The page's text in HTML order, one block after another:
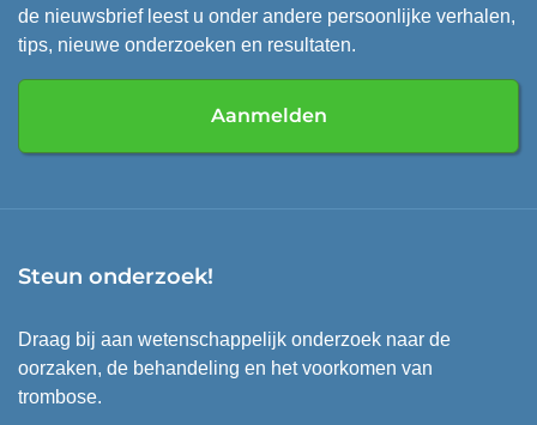
de nieuwsbrief leest u onder andere persoonlijke verhalen,
tips, nieuwe onderzoeken en resultaten.
Aanmelden
Steun onderzoek!
Draag bij aan wetenschappelijk onderzoek naar de
oorzaken, de behandeling en het voorkomen van
trombose.